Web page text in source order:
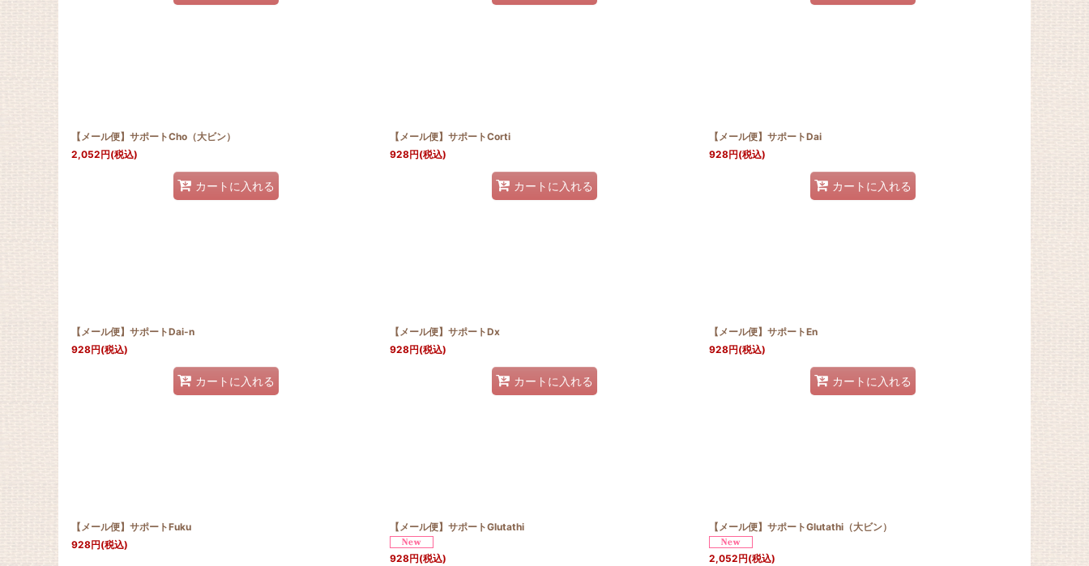
【メール便】サポートCho（大ビン）
2,052円(税込)
カートに入れる
【メール便】サポートCorti
928円(税込)
カートに入れる
【メール便】サポートDai
928円(税込)
カートに入れる
【メール便】サポートDai-n
928円(税込)
カートに入れる
【メール便】サポートDx
928円(税込)
カートに入れる
【メール便】サポートEn
928円(税込)
カートに入れる
【メール便】サポートFuku
928円(税込)
【メール便】サポートGlutathi
928円(税込)
【メール便】サポートGlutathi（大ビン）
2,052円(税込)